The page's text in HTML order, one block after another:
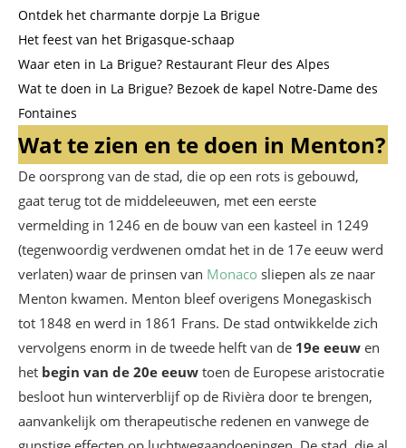
Ontdek het charmante dorpje La Brigue
Het feest van het Brigasque-schaap
Waar eten in La Brigue? Restaurant Fleur des Alpes
Wat te doen in La Brigue? Bezoek de kapel Notre-Dame des
Fontaines
Wat te zien en te doen in Menton?
De oorsprong van de stad, die op een rots is gebouwd,
gaat terug tot de middeleeuwen, met een eerste
vermelding in 1246 en de bouw van een kasteel in 1249
(tegenwoordig verdwenen omdat het in de 17e eeuw werd
verlaten) waar de prinsen van Monaco sliepen als ze naar
Menton kwamen. Menton bleef overigens Monegaskisch
tot 1848 en werd in 1861 Frans. De stad ontwikkelde zich
vervolgens enorm in de tweede helft van de 19e eeuw en
het begin van de 20e eeuw toen de Europese aristocratie
besloot hun winterverblijf op de Rivièra door te brengen,
aanvankelijk om therapeutische redenen en vanwege de